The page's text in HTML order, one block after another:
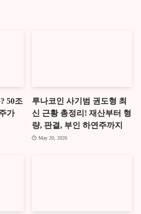
50조
가
루나코인 사기범 권도형 최
신 근황 총정리! 재산부터 형
량, 판결, 부인 하연주까지
May 20, 2026